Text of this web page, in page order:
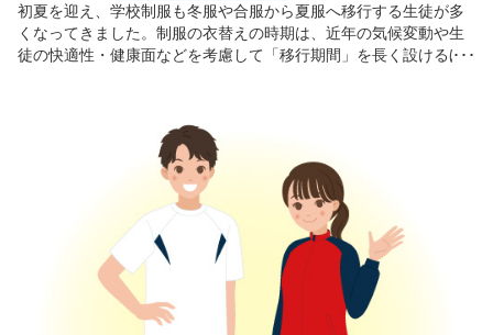
初夏を迎え、学校制服も冬服や合服から夏服へ移行する生徒が多
くなってきました。制服の衣替えの時期は、近年の気候変動や生
徒の快適性・健康面などを考慮して「移行期間」を長く設けるほ
「子どもたちの健康や外見に対する意識」をどのように捉えてい
るのでしょうか？今回は、全国の中学・高校生の保護者１，４１
４人を対象に、制服の着用時間、健康や生活習慣への意識、体型
や外見への意識について調査しました。